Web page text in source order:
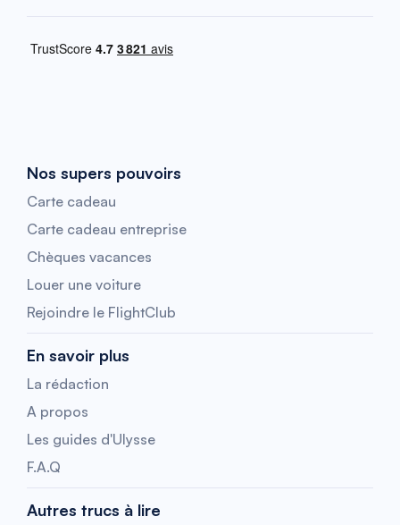
Nos supers pouvoirs
Carte cadeau
Carte cadeau entreprise
Chèques vacances
Louer une voiture
Rejoindre le FlightClub
En savoir plus
La rédaction
A propos
Les guides d'Ulysse
F.A.Q
Autres trucs à lire